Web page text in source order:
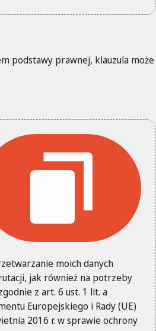
podstawy prawnej, klauzula może
moich danych
jak również na potrzeby
z art. 6 ust. 1 lit. a
Europejskiego i Rady (UE)
2016 r. w sprawie ochrony